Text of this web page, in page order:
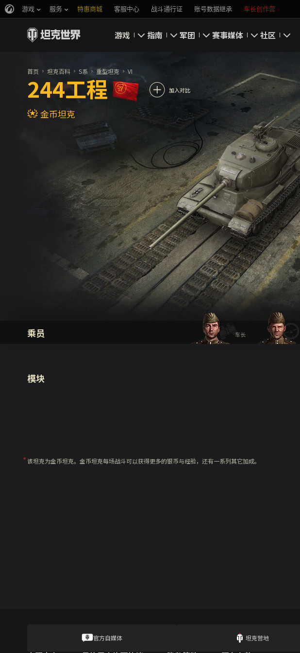
游戏 服务 特惠商城 客服中心 战斗通行证 账号数据继承 车长创作营
游戏
新闻
坦克百科
评级
指南
高级用户
完整指南
经济系统
游戏规则
军团
领土战
军团评级
赛事媒体
游戏壁纸
游戏音乐
你好，吾久
万圣节
《以战止战》
社区
搜索玩家
官方自媒体
首页 坦克百科 S系 重型坦克 VI
244工程 加入对比
金币坦克
乘员 车长
模块
该坦克为金币坦克。金币坦克每场战斗可以获得更多的银币与经验，还有一系列其它加成。
官方自媒体 坦克营地